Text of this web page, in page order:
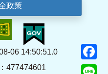
政策
06 14:50:51.0
477474601